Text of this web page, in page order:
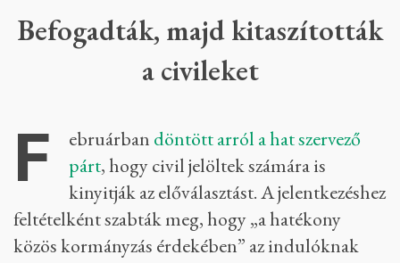
Befogadták, majd kitaszították
a civileket
F ebruárban döntött arról a hat szervező
párt, hogy civil jelöltek számára is
kinyitják az előválasztást. A jelentkezéshez
feltételként szabták meg, hogy „a hatékony
közös kormányzás érdekében” az indulóknak